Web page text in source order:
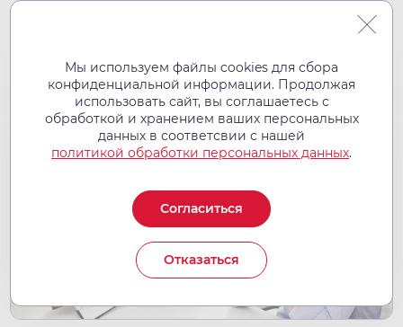
30
сен
Мы используем файлы cookies для сбора
конфиденциальной информации. Продолжая
использовать сайт, вы соглашаетесь с
обработкой и хранением ваших персональных
данных в соответсвии с нашей
политикой обработки персональных данных.
Согласиться
Отказаться